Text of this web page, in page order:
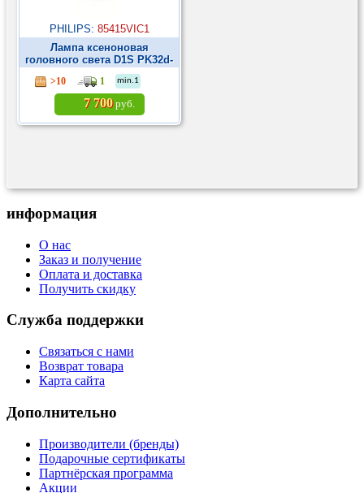
PHILIPS: 85415VIC1
Лампа ксеноновая
головного света D1S PK32d-
2 4600K Vision 85V 35W
Картон 1шт ►
>10 1 min.1
7 700руб.
информация
О нас
Заказ и получение
Оплата и доставка
Получить скидку
Служба поддержки
Связаться с нами
Возврат товара
Карта сайта
Дополнительно
Производители (бренды)
Подарочные сертификаты
Партнёрская программа
Акции